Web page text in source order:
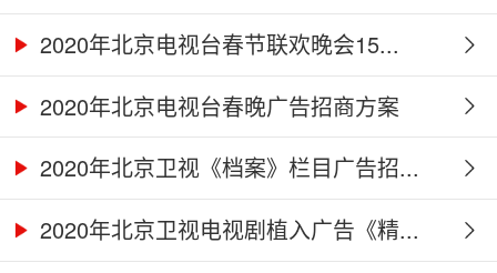
2020年北京电视台春节联欢晚会15...
2020年北京电视台春晚广告招商方案
2020年北京卫视《档案》栏目广告招...
2020年北京卫视电视剧植入广告《精...